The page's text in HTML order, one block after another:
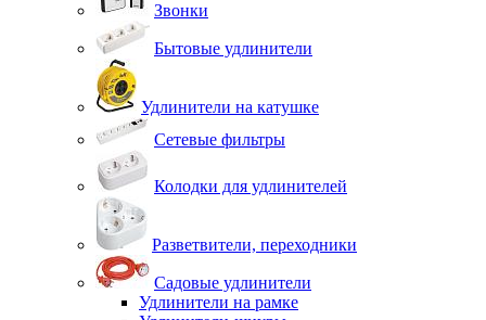
Звонки
Бытовые удлинители
Удлинители на катушке
Сетевые фильтры
Колодки для удлинителей
Разветвители, переходники
Садовые удлинители
Удлинители на рамке